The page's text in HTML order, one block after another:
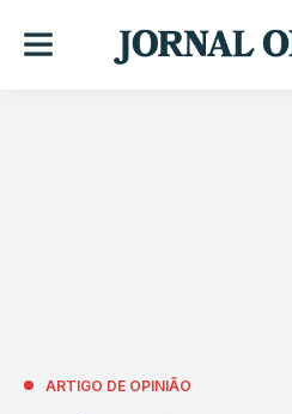
ARTIGO DE OPINIÃO